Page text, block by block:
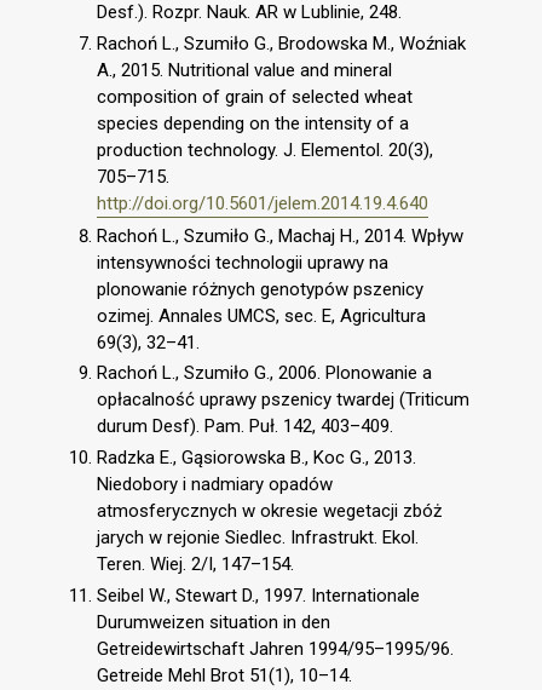
Desf.). Rozpr. Nauk. AR w Lublinie, 248.
Rachoń L., Szumiło G., Brodowska M., Woźniak
A., 2015. Nutritional value and mineral
composition of grain of selected wheat
species depending on the intensity of a
production technology. J. Elementol. 20(3),
705–715.
http://doi.org/10.5601/jelem.2014.19.4.640
Rachoń L., Szumiło G., Machaj H., 2014. Wpływ
intensywności technologii uprawy na
plonowanie różnych genotypów pszenicy
ozimej. Annales UMCS, sec. E, Agricultura
69(3), 32–41.
Rachoń L., Szumiło G., 2006. Plonowanie a
opłacalność uprawy pszenicy twardej (Triticum
durum Desf). Pam. Puł. 142, 403–409.
Radzka E., Gąsiorowska B., Koc G., 2013.
Niedobory i nadmiary opadów
atmosferycznych w okresie wegetacji zbóż
jarych w rejonie Siedlec. Infrastrukt. Ekol.
Teren. Wiej. 2/I, 147–154.
Seibel W., Stewart D., 1997. Internationale
Durumweizen situation in den
Getreidewirtschaft Jahren 1994/95–1995/96.
Getreide Mehl Brot 51(1), 10–14.